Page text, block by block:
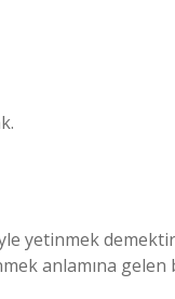
yetinmek
anlamına